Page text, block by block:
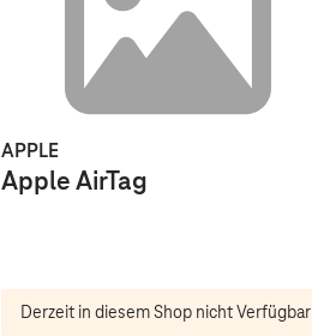
APPLE
Apple AirTag
Derzeit in diesem Shop nicht Verfügbar